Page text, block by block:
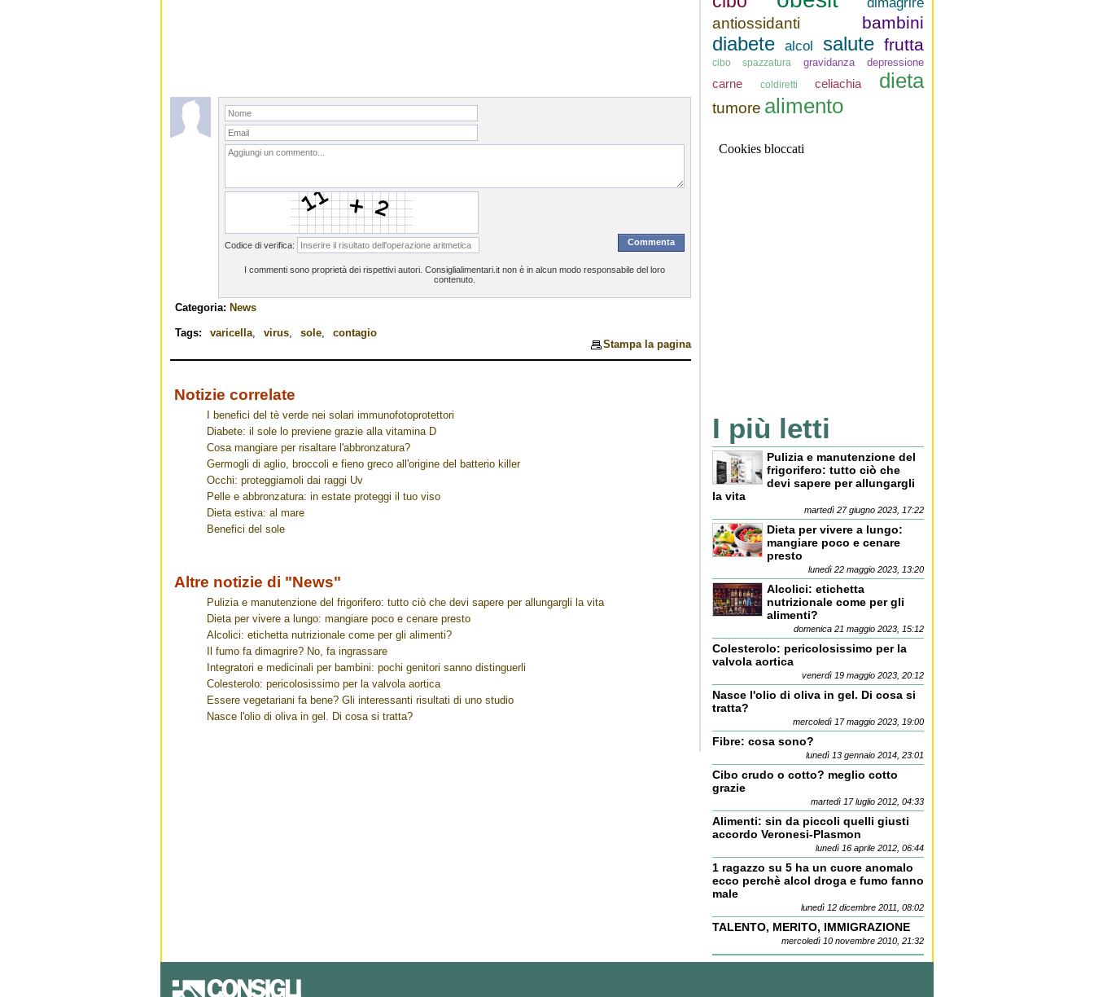
Codice di verifica:
I commenti sono proprietà dei rispettivi autori. Consiglialimentari.it non è in alcun modo responsabile del loro
contenuto.
Categoria: News
Tags: varicella, virus, sole, contagio
Stampa la pagina
Notizie correlate
I benefici del tè verde nei solari immunofotoprotettori
Diabete: il sole lo previene grazie alla vitamina D
Cosa mangiare per risaltare l'abbronzatura?
Germogli di aglio, broccoli e fieno greco all'origine del batterio killer
Occhi: proteggiamoli dai raggi Uv
Pelle e abbronzatura: in estate proteggi il tuo viso
Dieta estiva: al mare
Benefici del sole
Altre notizie di "News"
Pulizia e manutenzione del frigorifero: tutto ciò che devi sapere per allungargli la vita
Dieta per vivere a lungo: mangiare poco e cenare presto
Alcolici: etichetta nutrizionale come per gli alimenti?
Il fumo fa dimagrire? No, fa ingrassare
Integratori e medicinali per bambini: pochi genitori sanno distinguerli
Colesterolo: pericolosissimo per la valvola aortica
Essere vegetariani fa bene? Gli interessanti risultati di uno studio
Nasce l'olio di oliva in gel. Di cosa si tratta?
dimagrire
antiossidanti bambini
diabete alcol salute frutta
cibo spazzatura gravidanza depressione
carne coldiretti celiachia dieta
tumore alimento
I più letti
Pulizia e manutenzione del
frigorifero: tutto ciò che
devi sapere per allungargli
la vita
martedì 27 giugno 2023, 17:22
Dieta per vivere a lungo:
mangiare poco e cenare
presto
lunedì 22 maggio 2023, 13:20
Alcolici: etichetta
nutrizionale come per gli
alimenti?
domenica 21 maggio 2023, 15:12
Colesterolo: pericolosissimo per la
valvola aortica
venerdì 19 maggio 2023, 20:12
Nasce l'olio di oliva in gel. Di cosa si
tratta?
mercoledì 17 maggio 2023, 19:00
Fibre: cosa sono?
lunedì 13 gennaio 2014, 23:01
Cibo crudo o cotto? meglio cotto
grazie
martedì 17 luglio 2012, 04:33
Alimenti: sin da piccoli quelli giusti
accordo Veronesi-Plasmon
lunedì 16 aprile 2012, 06:44
1 ragazzo su 5 ha un cuore anomalo
ecco perchè alcol droga e fumo fanno
male
lunedì 12 dicembre 2011, 08:02
TALENTO, MERITO, IMMIGRAZIONE
mercoledì 10 novembre 2010, 21:32